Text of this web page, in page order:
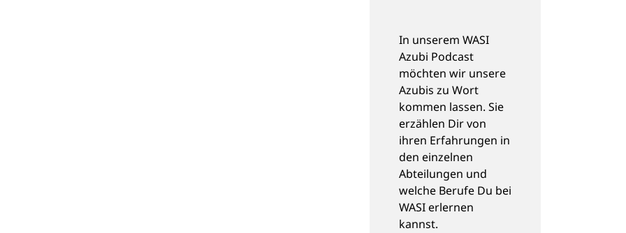
In unserem WASI
Azubi Podcast
möchten wir unsere
Azubis zu Wort
kommen lassen. Sie
erzählen Dir von
ihren Erfahrungen in
den einzelnen
Abteilungen und
welche Berufe Du bei
WASI erlernen
kannst.